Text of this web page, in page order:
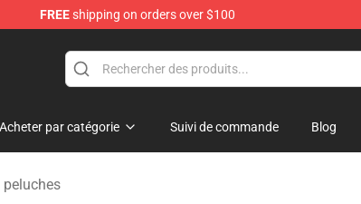
FREEshipping on orders over $100
Acheter par catégorie Suivi de commande Blog
peluches